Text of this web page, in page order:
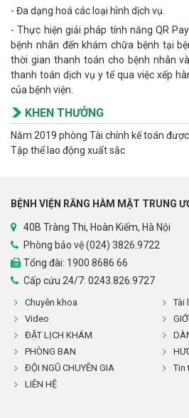
- Đa dạng hoá các loại hình dịch vụ.
- Thực hiện giải pháp tính năng QR
bệnh nhân đến khám chữa bệnh tại
thời gian thanh toán cho bệnh nhân
thanh toán dịch vụ y tế qua việc xếp
của bệnh viện.
KHEN THƯỞNG
Năm 2019 phòng Tài chính kế toán
Tập thể lao động xuất sắc
BỆNH VIỆN RĂNG HÀM MẶT TRUNG
40B Tràng Thi, Hoàn Kiếm, Hà Nội
Phòng bảo vệ (024) 3826.9722
Tổng đài: 1900 8686 66
Cấp cứu 24/7: 0243.826.9727
Chuyên khoa
Tài
Video
ĐẶT LỊCH KHÁM
PHÒNG BAN
ĐỘI NGŨ CHUYÊN GIA
Tin
LIÊN HỆ